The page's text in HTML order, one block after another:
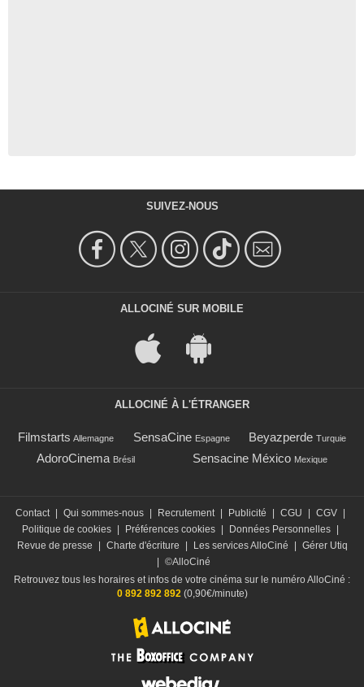
SUIVEZ-NOUS
ALLOCINÉ SUR MOBILE
ALLOCINÉ À L'ÉTRANGER
Filmstarts Allemagne SensaCine Espagne Beyazperde Turquie
AdoroCinema Brésil Sensacine México Mexique
Contact Qui sommes-nous Recrutement Publicité CGU CGV
Politique de cookies
Préférences cookies Données Personnelles
Revue de presse
Charte d'écriture Les services AlloCiné
Gérer Utiq
©AlloCiné
Retrouvez tous les horaires et infos de votre cinéma sur le numéro AlloCiné :
0 892 892 892(0,90€/minute)